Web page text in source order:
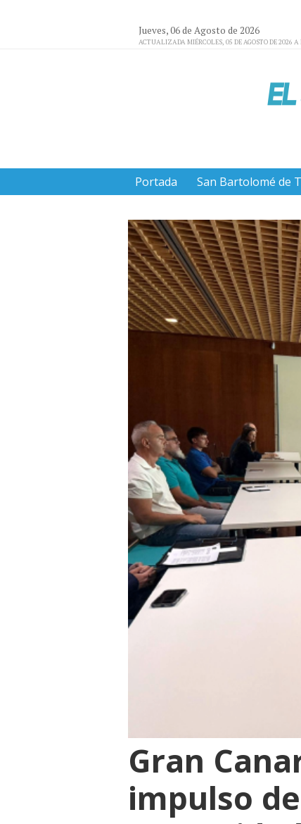
Jueves, 06 de Agosto de 2026
ACTUALIZADA MIÉRCOLES, 05 DE AGOSTO DE 2026
Portada San Bartolomé de
Gran
impulso